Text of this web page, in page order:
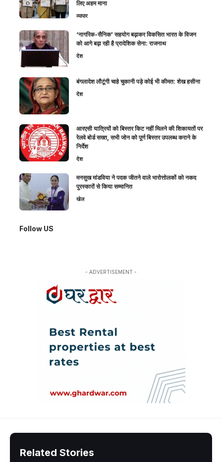
लिए अहम माना
व्यापार
‘नागरिक-सैनिक’ सहयोग बढ़ाकर विकसित भारत के विजन
को आगे बढ़ा रही है प्रादेशिक सेना: राजनाथ
देश
बंगलादेश लौटूंगी चाहे चुकानी पड़े कोई भी कीमत: शेख हसीना
देश
आरएसी यात्रियों को बिस्तर किट नहीं मिलने की शिकायतों पर
रेलवे बोर्ड सख्त, सभी जोन को पूर्ण बिस्तर उपलब्ध कराने के
निर्देश
देश
मनसुख मांडविया ने पदक जीतने वाले भारोत्तोलकों को नकद
पुरस्कारों से किया सम्मानित
खेल
Follow US
- ADVERTISEMENT -
Related Stories